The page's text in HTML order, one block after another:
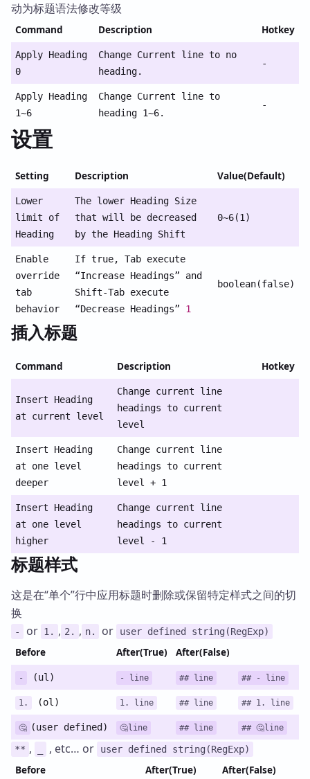
动为标题语法修改等级
Command Description Hotkey
Apply Heading
0
Change Current line to no
heading.
-
Apply Heading
1~6
Change Current line to
heading 1~6.
-
设置
Setting Description Value(Default)
Lower
limit of
Heading
The lower Heading Size
that will be decreased
by the Heading Shift
0~6(1)
Enable
override
tab
behavior
If true, Tab execute
“Increase Headings” and
Shift-Tab execute
“Decrease Headings” 1
boolean(false)
插入标题
Command Description Hotkey
Insert Heading
at current level
Change current line
headings to current
level
Insert Heading
at one level
deeper
Change current line
headings to current
level + 1
Insert Heading
at one level
higher
Change current line
headings to current
level - 1
标题样式
这是在“单个”行中应用标题时删除或保留特定样式之间的切
换
- or 1. , 2. , n. or user defined string(RegExp)
Before After(True) After(False)
- (ul) - line ## line ## - line
1. (ol) 1. line ## line ## 1. line
🤔 (user defined) 🤔line ## line ## 🤔line
** , , etc… or user defined string(RegExp)
Before After(True) After(False)